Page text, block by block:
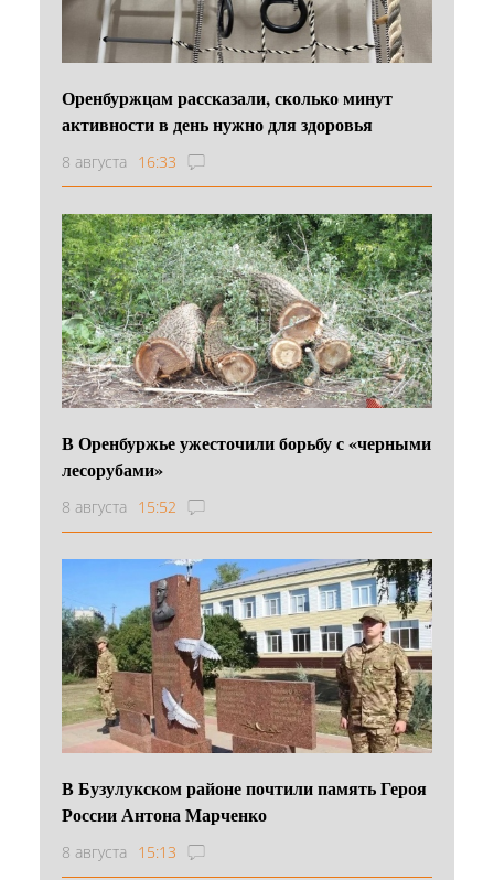
Оренбуржцам рассказали, сколько минут
активности в день нужно для здоровья
8 августа 16:33
В Оренбуржье ужесточили борьбу с «черными
лесорубами»
8 августа 15:52
В Бузулукском районе почтили память Героя
России Антона Марченко
8 августа 15:13